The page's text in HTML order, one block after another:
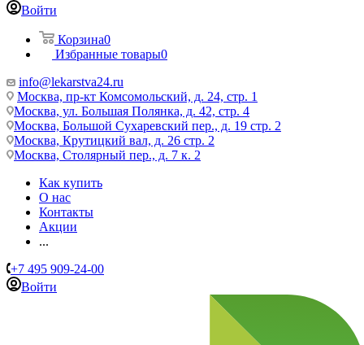
Войти
Корзина0
Избранные товары0
info@lekarstva24.ru
Москва, пр-кт Комсомольский, д. 24, стр. 1
Москва, ул. Большая Полянка, д. 42, стр. 4
Москва, Большой Сухаревский пер., д. 19 стр. 2
Москва, Крутицкий вал, д. 26 стр. 2
Москва, Столярный пер., д. 7 к. 2
Как купить
О нас
Контакты
Акции
...
+7 495 909-24-00
Войти